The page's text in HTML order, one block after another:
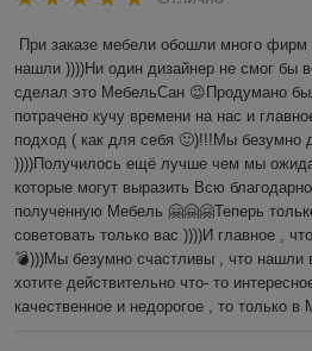
При заказе мебели обошли много фирм
нашли ))))Ни один дизайнер не смог бы
сделал это МебельСан 😉Продумано
потрачено кучу времени на нас и
подход ( как для себя 🙂)!!!Мы безумно
))))Получилось ещё лучше чем мы
которые могут выразить Всю
полученную Мебель 🤗🤗🤗Теперь
советовать только вас ))))И главное ,
💣)))Мы безумно счастливы , что
хотите действительно что- то
качественное и недорогое , то только